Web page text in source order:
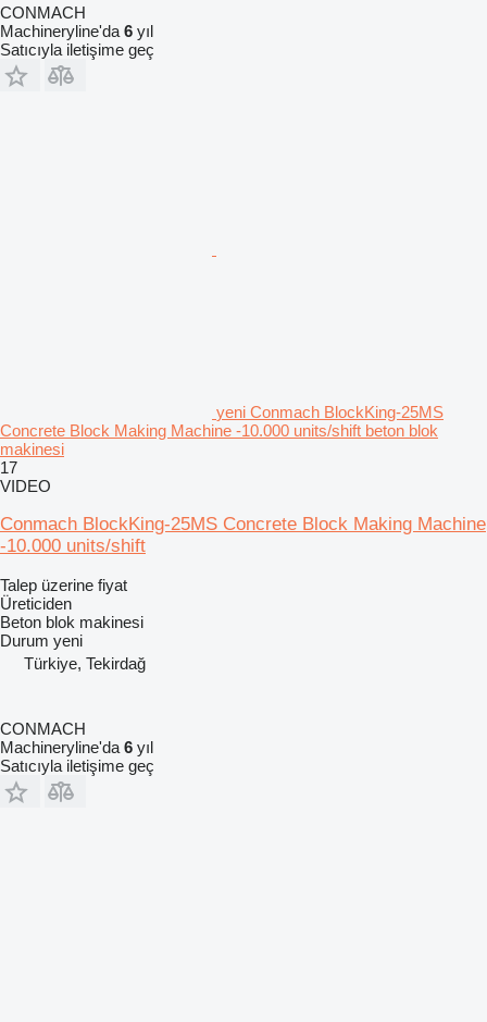
CONMACH
Machineryline'da 6 yıl
Satıcıyla iletişime geç
yeni Conmach BlockKing-25MS
Concrete Block Making Machine -10.000 units/shift beton blok
makinesi
17
VIDEO
Conmach BlockKing-25MS Concrete Block Making Machine
-10.000 units/shift
Talep üzerine fiyat
Üreticiden
Beton blok makinesi
Durum yeni
Türkiye, Tekirdağ
CONMACH
Machineryline'da 6 yıl
Satıcıyla iletişime geç